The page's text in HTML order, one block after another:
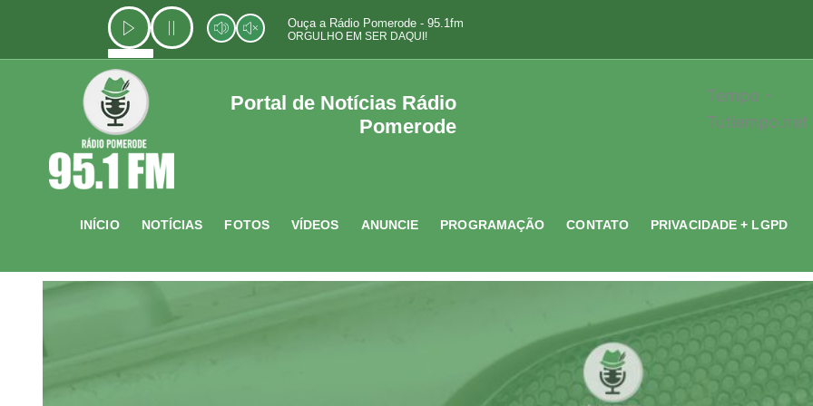
o
Ouça a Rádio Pomerode - 95.1fm
ORGULHO EM SER DAQUI!
Portal de Notícias Rádio
Pomerode
Tempo -
Tutiempo.net
INÍCIO NOTÍCIAS FOTOS VÍDEOS ANUNCIE PROGRAMAÇÃO CONTATO PRIVACIDADE + LGPD